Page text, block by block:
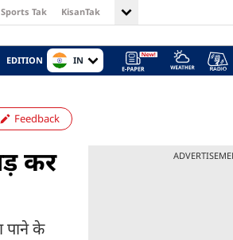
Sports Tak KisanTak
EDITION IN
Feedback
कर
पाने के